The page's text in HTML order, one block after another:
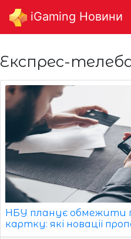
iGaming Новини
Експрес-
НБУ планує обмежити
картку: які новації